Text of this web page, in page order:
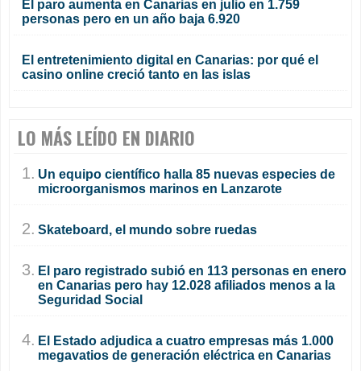
El paro aumenta en Canarias en julio en 1.759
personas pero en un año baja 6.920
El entretenimiento digital en Canarias: por qué el
casino online creció tanto en las islas
LO MÁS LEÍDO EN DIARIO
1. Un equipo científico halla 85 nuevas especies de
microorganismos marinos en Lanzarote
2. Skateboard, el mundo sobre ruedas
3. El paro registrado subió en 113 personas en enero
en Canarias pero hay 12.028 afiliados menos a la
Seguridad Social
4. El Estado adjudica a cuatro empresas más 1.000
megavatios de generación eléctrica en Canarias